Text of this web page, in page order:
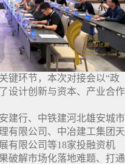
键环节，本次对接会以“政
设计创新与资本、产业合作
建行、中铁建河北雄安城市
有限公司、中冶建工集团天
有限公司等18家投融资机
破解市场化落地难题、打通